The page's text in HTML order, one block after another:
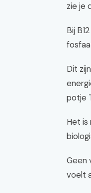
zie je
Bij
Dit
potje
Het
Geen
voelt